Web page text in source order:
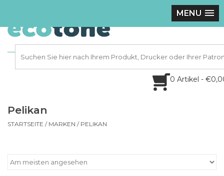
MENU
0 Artikel -
Pelikan
STARTSEITE / MARKEN / PELIKAN